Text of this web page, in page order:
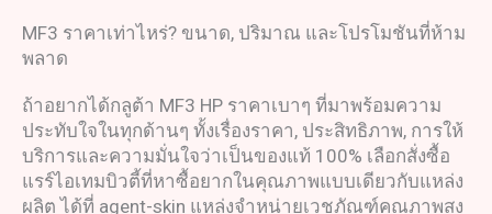
MF3 ราคาเท่าไหร่? ขนาด, ปริมาณ และโปรโมชันที่ห้าม
พลาด
ถ้าอยากได้กลูต้า MF3 HP ราคาเบาๆ ที่มาพร้อมความ
ประทับใจในทุกด้านๆ ทั้งเรื่องราคา, ประสิทธิภาพ, การให้
บริการและความมั่นใจว่าเป็นของแท้ 100% เลือกสั่งซื้อ
แรร์ไอเทมบิวตี้ที่หาซื้อยากในคุณภาพแบบเดียวกับแหล่ง
ผลิต ได้ที่ agent-skin แหล่งจำหน่ายเวชภัณฑ์คุณภาพสูง